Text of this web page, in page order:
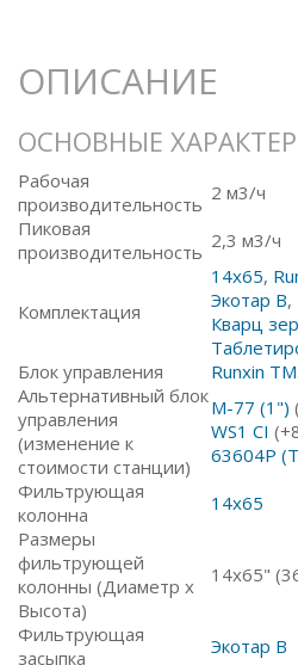
ОПИСАНИЕ
ОСНОВНЫЕ
Рабочая
производительность 2 м3/ч
Пиковая
производительность 2,3 м3/ч
Комплектация
14x65,
Экотар В,
Кварц
Блок управления
Runxin
Альтернативный блок
управления
(изменение к
стоимости станции)
M-77 (1")
WS1 CI
63604P
Фильтрующая
колонна
14x65
Размеры
фильтрующей
колонны (Диаметр х
Высота)
14х65"
Фильтрующая
засыпка
Экотар В